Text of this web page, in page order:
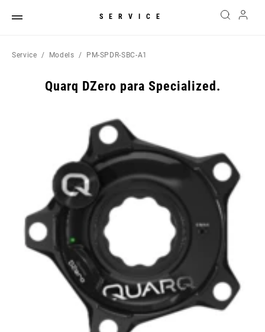
SERVICE
Service Models PM-SPDR-SBC-A1
Quarq DZero para Specialized.